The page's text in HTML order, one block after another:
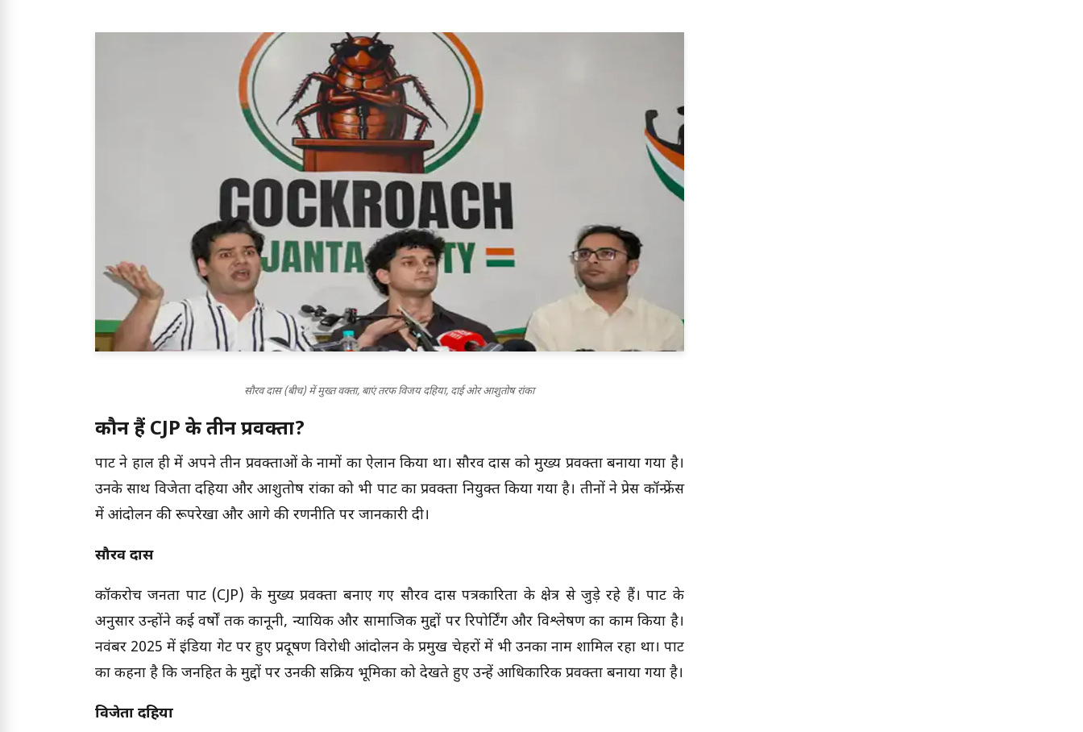
सौरव दास (बीच) में मुख्त वक्ता, बाएं तरफ विजय दहिया, दाई ओर आशुतोष रांका
कौन हैं CJP के तीन प्रवक्ता?
पार्टी ने हाल ही में अपने तीन प्रवक्ताओं के नामों का ऐलान किया था। सौरव दास को मुख्य प्रवक्ता बनाया गया है।
उनके साथ विजेता दहिया और आशुतोष रांका को भी पार्टी का प्रवक्ता नियुक्त किया गया है। तीनों ने प्रेस कॉन्फ्रेंस
में आंदोलन की रूपरेखा और आगे की रणनीति पर जानकारी दी।
सौरव दास
कॉकरोच जनता पार्टी (CJP) के मुख्य प्रवक्ता बनाए गए सौरव दास पत्रकारिता के क्षेत्र से जुड़े रहे हैं। पार्टी के
अनुसार उन्होंने कई वर्षों तक कानूनी, न्यायिक और सामाजिक मुद्दों पर रिपोर्टिंग और विश्लेषण का काम किया है।
नवंबर 2025 में इंडिया गेट पर हुए प्रदूषण विरोधी आंदोलन के प्रमुख चेहरों में भी उनका नाम शामिल रहा था। पार्टी
का कहना है कि जनहित के मुद्दों पर उनकी सक्रिय भूमिका को देखते हुए उन्हें आधिकारिक प्रवक्ता बनाया गया है।
विजेता दहिया